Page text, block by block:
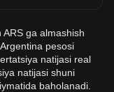
ga almashish
pesosi
natijasi real
natijasi shuni
baholanadi.